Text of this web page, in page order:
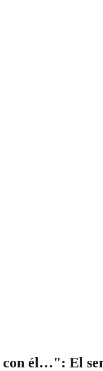
él…": El